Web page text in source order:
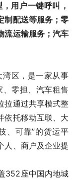
用户一键呼叫，
制配送等服务；零
流运输服务；汽车
区，是一家从事
零担、汽车租售
拉通过共享模式整
依托移动互联、大
、可靠”的货运平
人、商户及企业提
352座中国内地城